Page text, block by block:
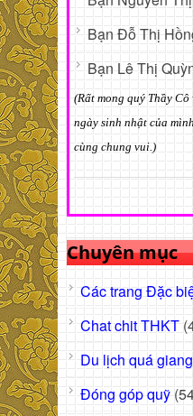
Bạn Đỗ Thị
Bạn Lê Thị
(Rất mong quý Thầy
ngày sinh nhật của
cùng chung vui.)
Chuyên mục
Các trang Đặc
Chat chit THKT
Du lịch quá giang
Đóng góp quỹ